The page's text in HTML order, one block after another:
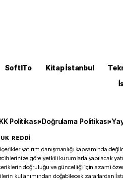
SoftITo Kitap İstanbul
Politikası•Doğrulama Politikası•
REDDİ
yatırım danışmanlığı kapsamında
göre yetkili kurumlarla yapılacak
doğruluğu ve güncelliği için azami
kullanımından doğabilecek zararlardan